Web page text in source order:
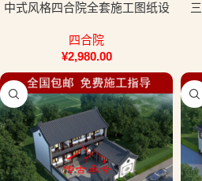
中式风格四合院全套施工图纸设
四合院
¥2,980.00